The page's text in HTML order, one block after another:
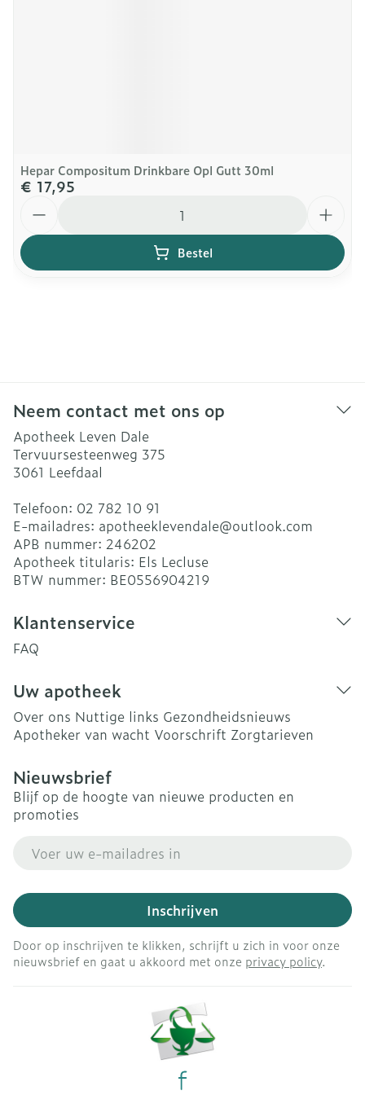
Hepar Compositum Drinkbare Opl Gutt 30ml
€ 17,95
Bestel
Neem contact met ons op
Apotheek Leven Dale
Tervuursesteenweg 375
3061 Leefdaal
Telefoon: 02 782 10 91
E-mailadres: apotheeklevendale@outlook.com
APB nummer: 246202
Apotheek titularis: Els Lecluse
BTW nummer: BE0556904219
Klantenservice
FAQ
Uw apotheek
Over ons Nuttige links Gezondheidsnieuws
Apotheker van wacht Voorschrift Zorgtarieven
Nieuwsbrief
Blijf op de hoogte van nieuwe producten en
promoties
Inschrijven
Door op inschrijven te klikken, schrijft u zich in voor onze
nieuwsbrief en gaat u akkoord met onze privacy policy.